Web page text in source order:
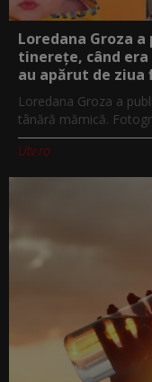
Loredana Groza
tinerețe, când
au apărut de ziua
Loredana Groza a
tânără mămică.
Utv.ro